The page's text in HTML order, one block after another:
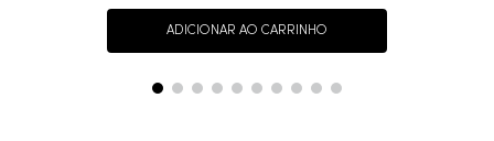
ADICIONAR AO CARRINHO